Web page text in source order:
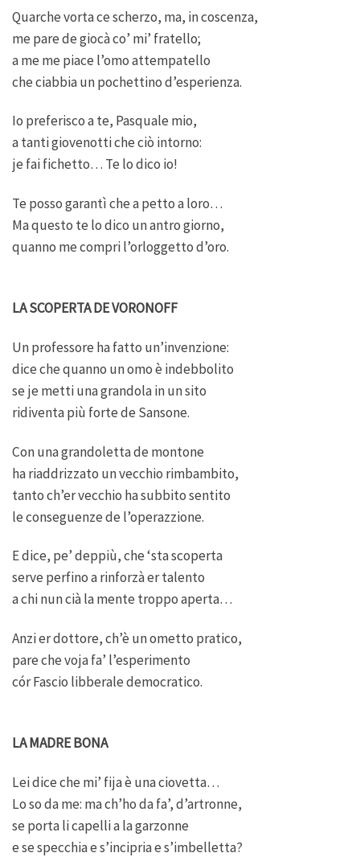
Quarche vorta ce scherzo, ma, in coscenza,
me pare de giocà co’ mi’ fratello;
a me me piace l’omo attempatello
che ciabbia un pochettino d’esperienza.
Io preferisco a te, Pasquale mio,
a tanti giovenotti che ciò intorno:
je fai fichetto… Te lo dico io!
Te posso garantì che a petto a loro…
Ma questo te lo dico un antro giorno,
quanno me compri l’orloggetto d’oro.
LA SCOPERTA DE VORONOFF
Un professore ha fatto un’invenzione:
dice che quanno un omo è indebbolito
se je metti una grandola in un sito
ridiventa più forte de Sansone.
Con una grandoletta de montone
ha riaddrizzato un vecchio rimbambito,
tanto ch’er vecchio ha subbito sentito
le conseguenze de l’operazzione.
E dice, pe’ deppiù, che ‘sta scoperta
serve perfino a rinforzà er talento
a chi nun cià la mente troppo aperta…
Anzi er dottore, ch’è un ometto pratico,
pare che voja fa’ l’esperimento
cór Fascio libberale democratico.
LA MADRE BONA
Lei dice che mi’ fija è una ciovetta…
Lo so da me: ma ch’ho da fa’, d’artronne,
se porta li capelli a la garzonne
e se specchia e s’incipria e s’imbelletta?